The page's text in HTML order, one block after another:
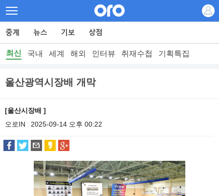
최신 국내 세계 해외 인터뷰 취재수첩 기획특집
울산광역시장배 개막
[울산시장배 ]
오로IN
2025-09-14 오후 00:22